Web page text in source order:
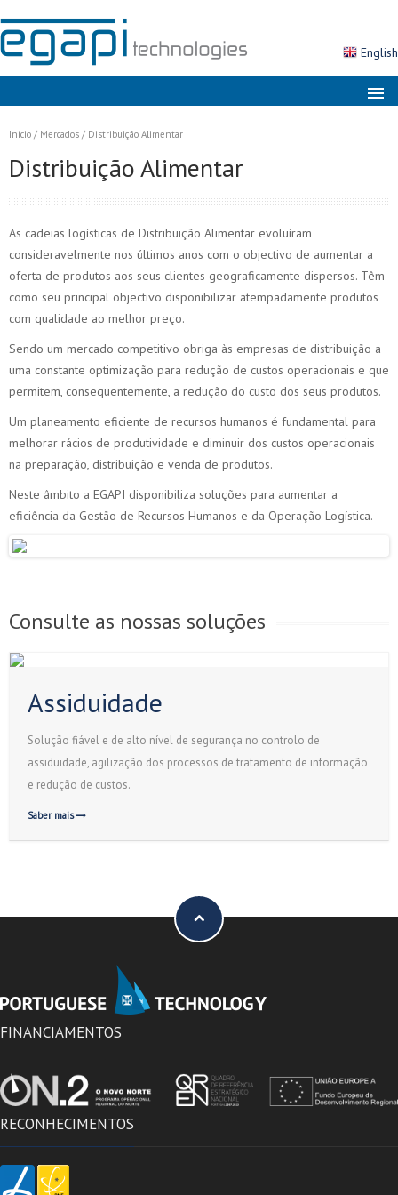
English
Serviços
Notícias
Contactos
Área Cliente
Pesquisa
Início / Mercados / Distribuição Alimentar
Distribuição Alimentar
As cadeias logísticas de Distribuição Alimentar evoluíram
consideravelmente nos últimos anos com o objectivo de aumentar a
oferta de produtos aos seus clientes geograficamente dispersos. Têm
como seu principal objectivo disponibilizar atempadamente produtos
com qualidade ao melhor preço.
Sendo um mercado competitivo obriga às empresas de distribuição a
uma constante optimização para redução de custos operacionais e que
permitem, consequentemente, a redução do custo dos seus produtos.
Um planeamento eficiente de recursos humanos é fundamental para
melhorar rácios de produtividade e diminuir dos custos operacionais
na preparação, distribuição e venda de produtos.
Neste âmbito a EGAPI disponibiliza soluções para aumentar a
eficiência da Gestão de Recursos Humanos e da Operação Logística.
Consulte as nossas soluções
Assiduidade
Solução fiável e de alto nível de segurança no controlo de
assiduidade, agilização dos processos de tratamento de informação
e redução de custos.
Saber mais
FINANCIAMENTOS
RECONHECIMENTOS